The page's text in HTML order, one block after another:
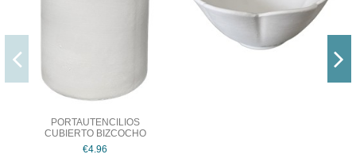
PORTAUTENCILIOS
CUBIERTO BIZCOCHO
€4.96